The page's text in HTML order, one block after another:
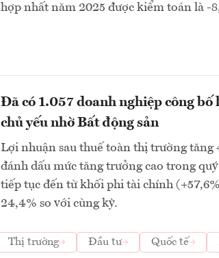
hợp nhất năm 2025 được kiểm toán là -
Đã có 1.057 doanh nghiệp công
chủ yếu nhờ Bất động sản
Lợi nhuận sau thuế toàn thị trường tăng
đánh dấu mức tăng trưởng cao trong
tiếp tục đến từ khối phi tài chính
24,4% so với cùng kỳ.
Thị trường Đầu tư Quốc tế